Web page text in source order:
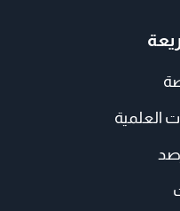
العلمية